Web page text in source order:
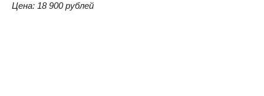
Цена: 18 900 рублей